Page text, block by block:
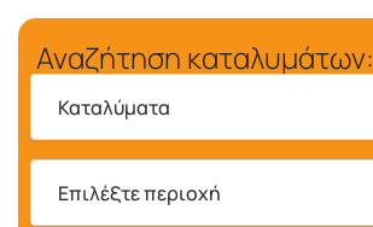
Αναζήτηση καταλυμάτων: